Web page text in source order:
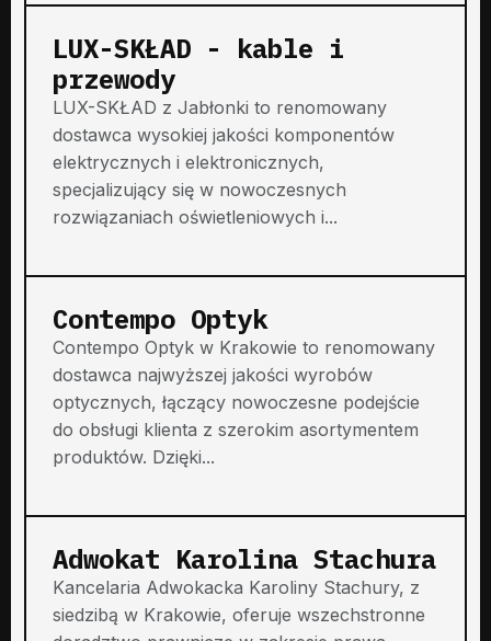
LUX-SKŁAD - kable i
przewody
LUX-SKŁAD z Jabłonki to renomowany
dostawca wysokiej jakości komponentów
elektrycznych i elektronicznych,
specjalizujący się w nowoczesnych
rozwiązaniach oświetleniowych i...
Contempo Optyk
Contempo Optyk w Krakowie to renomowany
dostawca najwyższej jakości wyrobów
optycznych, łączący nowoczesne podejście
do obsługi klienta z szerokim asortymentem
produktów. Dzięki...
Adwokat Karolina Stachura
Kancelaria Adwokacka Karoliny Stachury, z
siedzibą w Krakowie, oferuje wszechstronne